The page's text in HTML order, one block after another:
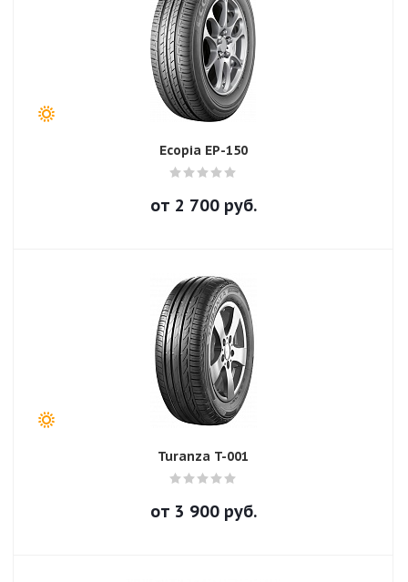
Ecopia EP-150
от 2 700руб.
Turanza T-001
от 3 900руб.